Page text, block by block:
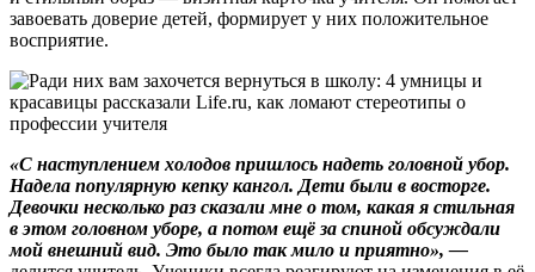
завоевать доверие детей, формирует у них положительное
восприятие.
«С наступлением холодов пришлось надеть головной убор.
Надела популярную кепку кангол. Дети были в восторге.
Девочки несколько раз сказали мне о том, какая я стильная
в этом головном уборе, а потом ещё за спиной обсуждали
мой внешний вид. Это было так мило и приятно», —